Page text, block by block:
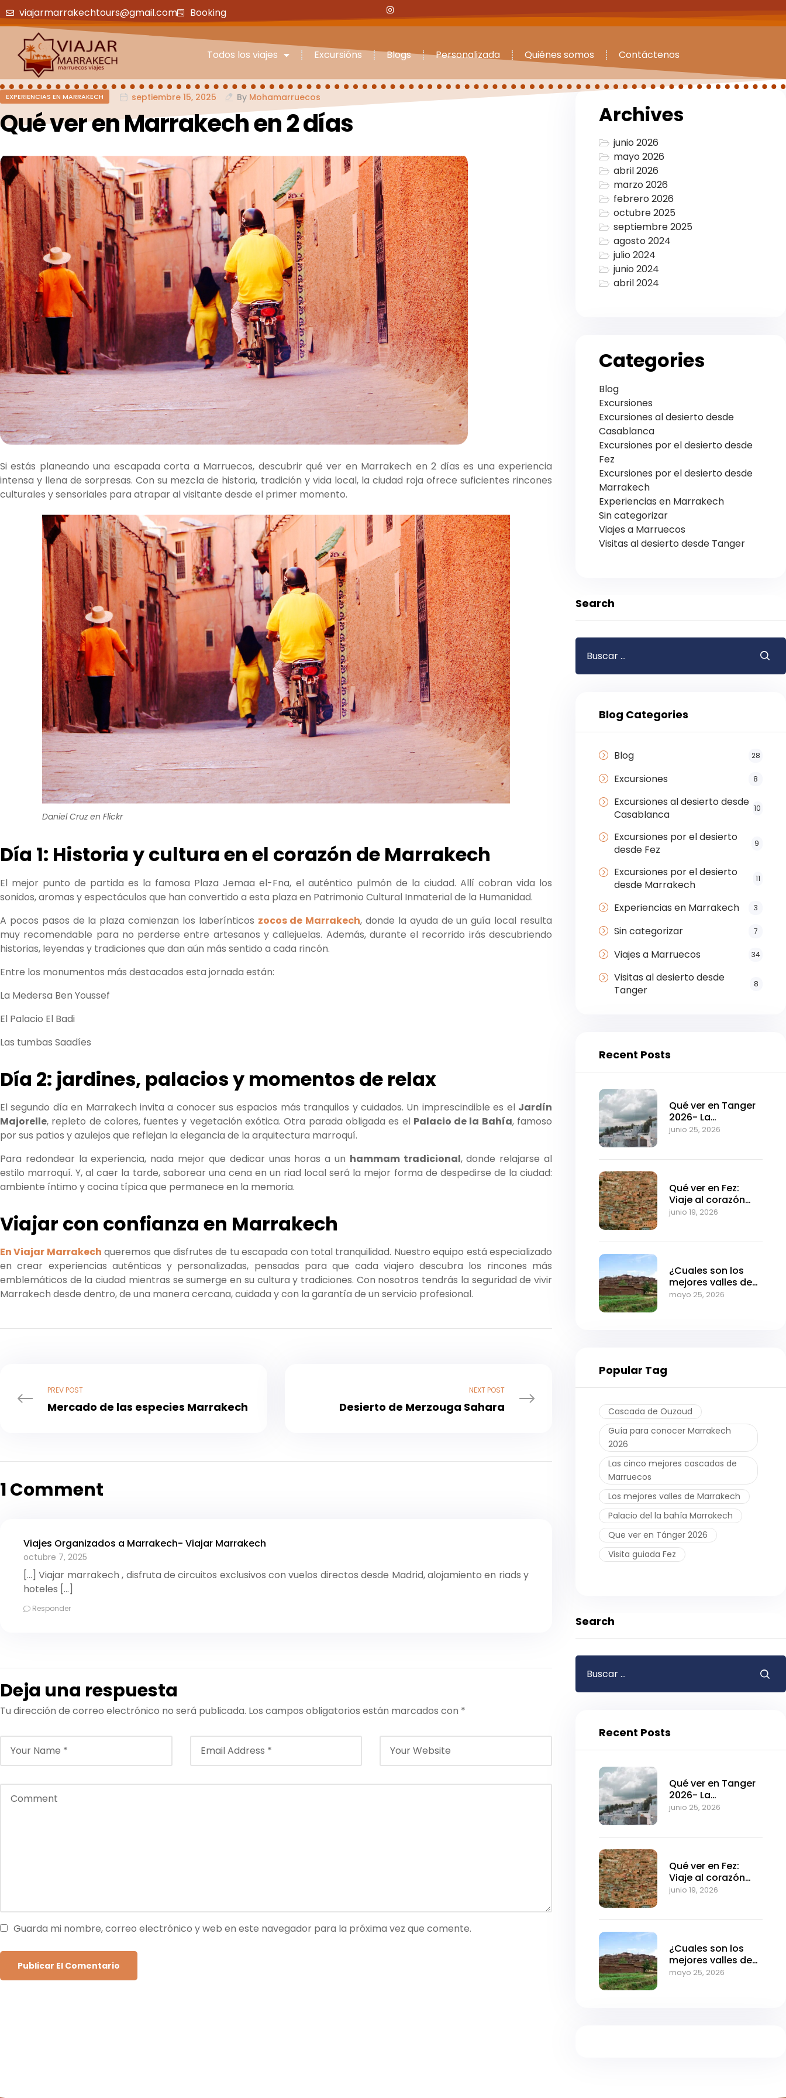
viajarmarrakechtours@gmail.com Booking
Todos los viajes Excursións Blogs Personalizada Quiénes somos Contáctenos
EXPERIENCIAS EN MARRAKECH septiembre 15, 2025 By Mohamarruecos
Qué ver en Marrakech en 2 días
Si estás planeando una escapada corta a Marruecos, descubrir qué ver en Marrakech en 2 días es una experiencia
intensa y llena de sorpresas. Con su mezcla de historia, tradición y vida local, la ciudad roja ofrece suficientes rincones
culturales y sensoriales para atrapar al visitante desde el primer momento.
Daniel Cruz en Flickr
Día 1: Historia y cultura en el corazón de Marrakech
El mejor punto de partida es la famosa Plaza Jemaa el-Fna, el auténtico pulmón de la ciudad. Allí cobran vida los
sonidos, aromas y espectáculos que han convertido a esta plaza en Patrimonio Cultural Inmaterial de la Humanidad.
A pocos pasos de la plaza comienzan los laberínticos zocos de Marrakech, donde la ayuda de un guía local resulta
muy recomendable para no perderse entre artesanos y callejuelas. Además, durante el recorrido irás descubriendo
historias, leyendas y tradiciones que dan aún más sentido a cada rincón.
Entre los monumentos más destacados esta jornada están:
La Medersa Ben Youssef
El Palacio El Badi
Las tumbas Saadíes
Día 2: jardines, palacios y momentos de relax
El segundo día en Marrakech invita a conocer sus espacios más tranquilos y cuidados. Un imprescindible es el Jardín
Majorelle, repleto de colores, fuentes y vegetación exótica. Otra parada obligada es el Palacio de la Bahía, famoso
por sus patios y azulejos que reflejan la elegancia de la arquitectura marroquí.
Para redondear la experiencia, nada mejor que dedicar unas horas a un hammam tradicional, donde relajarse al
estilo marroquí. Y, al caer la tarde, saborear una cena en un riad local será la mejor forma de despedirse de la ciudad:
ambiente íntimo y cocina típica que permanece en la memoria.
Viajar con confianza en Marrakech
En Viajar Marrakech queremos que disfrutes de tu escapada con total tranquilidad. Nuestro equipo está especializado
en crear experiencias auténticas y personalizadas, pensadas para que cada viajero descubra los rincones más
emblemáticos de la ciudad mientras se sumerge en su cultura y tradiciones. Con nosotros tendrás la seguridad de vivir
Marrakech desde dentro, de una manera cercana, cuidada y con la garantía de un servicio profesional.
PREV POST
Mercado de las especies Marrakech
NEXT POST
Desierto de Merzouga Sahara
1 Comment
Viajes Organizados a Marrakech- Viajar Marrakech
octubre 7, 2025
[…] Viajar marrakech , disfruta de circuitos exclusivos con vuelos directos desde Madrid, alojamiento en riads y
hoteles […]
Responder
Deja una respuesta
Tu dirección de correo electrónico no será publicada. Los campos obligatorios están marcados con *
Guarda mi nombre, correo electrónico y web en este navegador para la próxima vez que comente.
Archives
junio 2026
mayo 2026
abril 2026
marzo 2026
febrero 2026
octubre 2025
septiembre 2025
agosto 2024
julio 2024
junio 2024
abril 2024
Categories
Blog
Excursiones
Excursiones al desierto desde
Casablanca
Excursiones por el desierto desde
Fez
Excursiones por el desierto desde
Marrakech
Experiencias en Marrakech
Sin categorizar
Viajes a Marruecos
Visitas al desierto desde Tanger
Search
Blog Categories
Blog 28
Excursiones 8
Excursiones al desierto desde
Casablanca
10
Excursiones por el desierto
desde Fez
9
Excursiones por el desierto
desde Marrakech
11
Experiencias en Marrakech 3
Sin categorizar 7
Viajes a Marruecos 34
Visitas al desierto desde
Tanger
8
Recent Posts
Qué ver en Tanger
2026- La
fascinante puerta
junio 25, 2026
Qué ver en Fez:
Viaje al corazón
medieval de
junio 19, 2026
¿Cuales son los
mejores valles de
Marrakech?
mayo 25, 2026
Popular Tag
Cascada de Ouzoud
Guía para conocer Marrakech
2026
Las cinco mejores cascadas de
Marruecos
Los mejores valles de Marrakech
Palacio del la bahía Marrakech
Que ver en Tánger 2026
Visita guiada Fez
Search
Recent Posts
Qué ver en Tanger
2026- La
fascinante puerta
junio 25, 2026
Qué ver en Fez:
Viaje al corazón
medieval de
junio 19, 2026
¿Cuales son los
mejores valles de
Marrakech?
mayo 25, 2026